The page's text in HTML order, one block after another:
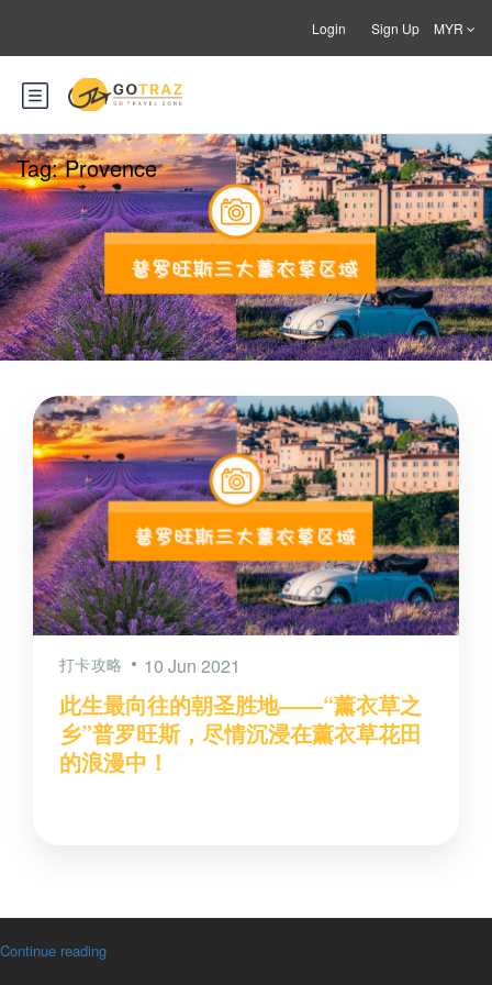
Login Sign Up MYR
Tag:Provence
打卡攻略 10 Jun 2021
此生最向往的朝圣胜地——“薰衣草之
乡”普罗旺斯，尽情沉浸在薰衣草花田
的浪漫中！
Continue reading